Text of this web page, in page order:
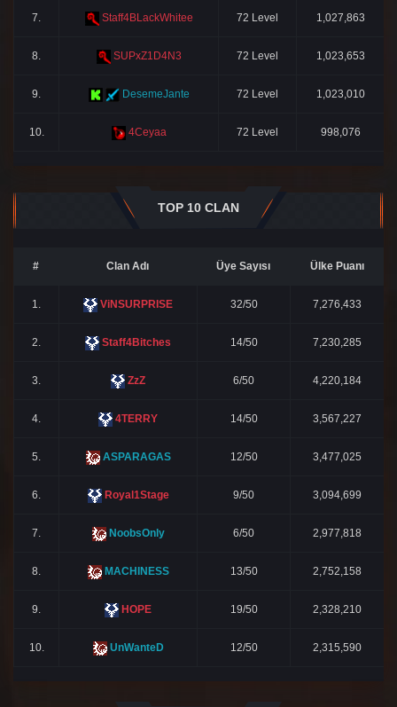
7. Staff4BLackWhitee 72 Level 1,027,863
8. SUPxZ1D4N3 72 Level 1,023,653
9. DesemeJante 72 Level 1,023,010
10. 4Ceyaa 72 Level 998,076
TOP 10 CLAN
# Clan Adı Üye Sayısı Ülke Puanı
1. ViNSURPRISE 32/50 7,276,433
2. Staff4Bitches 14/50 7,230,285
3. ZzZ 6/50 4,220,184
4. 4TERRY 14/50 3,567,227
5. ASPARAGAS 12/50 3,477,025
6. Royal1Stage 9/50 3,094,699
7. NoobsOnly 6/50 2,977,818
8. MACHINESS 13/50 2,752,158
9. HOPE 19/50 2,328,210
10. UnWanteD 12/50 2,315,590